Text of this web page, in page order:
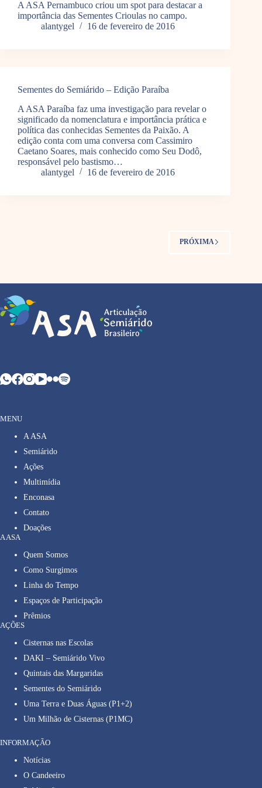
A ASA Pernambuco criou um spot para destacar a
importância das Sementes Crioulas no campo.
alantygel
16 de fevereiro de 2016
Sementes do Semiárido – Edição Paraíba
A ASA Paraíba faz uma investigação para revelar o
significado da nomenclatura e importância prática e
política das conhecidas Sementes da Paixão. A
edição conta com uma conversa com Cassimiro
Caetano Soares, mais conhecido como Seu Dodô,
responsável pelo bastismo…
alantygel
16 de fevereiro de 2016
PRÓXIMA
MENU
A ASA
Semiárido
Ações
Multimídia
Enconasa
Contato
Doações
A ASA
Quem Somos
Como Surgimos
Linha do Tempo
Espaços de Participação
Prêmios
AÇÕES
Cisternas nas Escolas
DAKI – Semiárido Vivo
Quintais das Margaridas
Sementes do Semiárido
Uma Terra e Duas Águas (P1+2)
Um Milhão de Cisternas (P1MC)
INFORMAÇÃO
Notícias
O Candeeiro